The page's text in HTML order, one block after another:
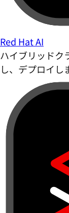
Red Hat AI
ハイブリッドク
し、デプロイし